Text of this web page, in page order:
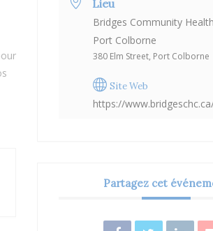
Lieu
Bridges Community
Port Colborne
380 Elm Street, Port Colborne
Site Web
https://
Partagez cet